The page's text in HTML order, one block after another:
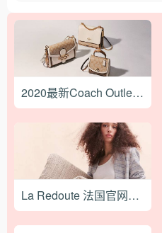
2020最新Coach Outlet海淘攻略
La Redoute 法国官网2023最新海淘下单攻略